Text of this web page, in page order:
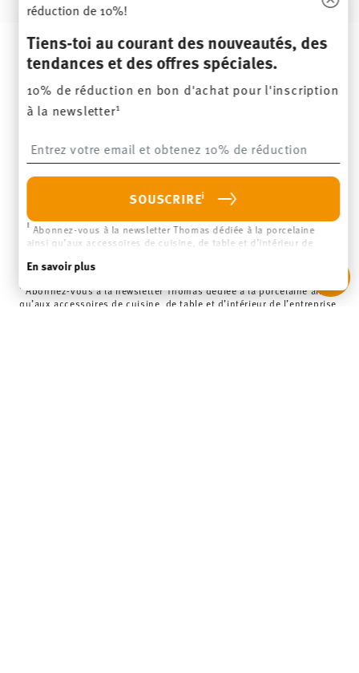
Footer
Tiens-toi au courant des nouveautés,
des tendances et des offres spéciales.
à la newsletter1
Insert your email to register for the newsletters
SOUSCRIRE i
iAbonnez-vous à la newsletter Thomas dédiée à la porcelaine ainsi
qu’aux accessoires de cuisine, de table et d’intérieur de l’entreprise
réduction de 10%!
Tiens-toi au courant des nouveautés, des
tendances et des offres spéciales.
10% de réduction en bon d'achat pour l'inscription
à la newsletter1
SOUSCRIREi
i Abonnez-vous à la newsletter Thomas dédiée à la porcelaine
ainsi qu’aux accessoires de cuisine, de table et d’intérieur de
moment en cliquant sur le lien de désinscription situé qu’en bas
vous inscrire. Pour en savoir plus:Protection des données.
En savoir plus